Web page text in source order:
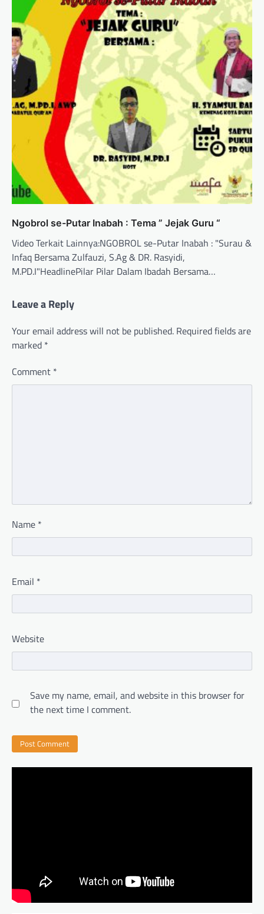
Ngobrol se-Putar Inabah : Tema ” Jejak Guru “
Video Terkait Lainnya:NGOBROL se-Putar Inabah : "Surau &
Infaq Bersama Zulfauzi, S.Ag & DR. Rasyidi,
M.PD.I"HeadlinePilar Pilar Dalam Ibadah Bersama…
Leave a Reply
Your email address will not be published. Required fields are
marked *
Comment *
Name *
Email *
Website
Save my name, email, and website in this browser for
the next time I comment.